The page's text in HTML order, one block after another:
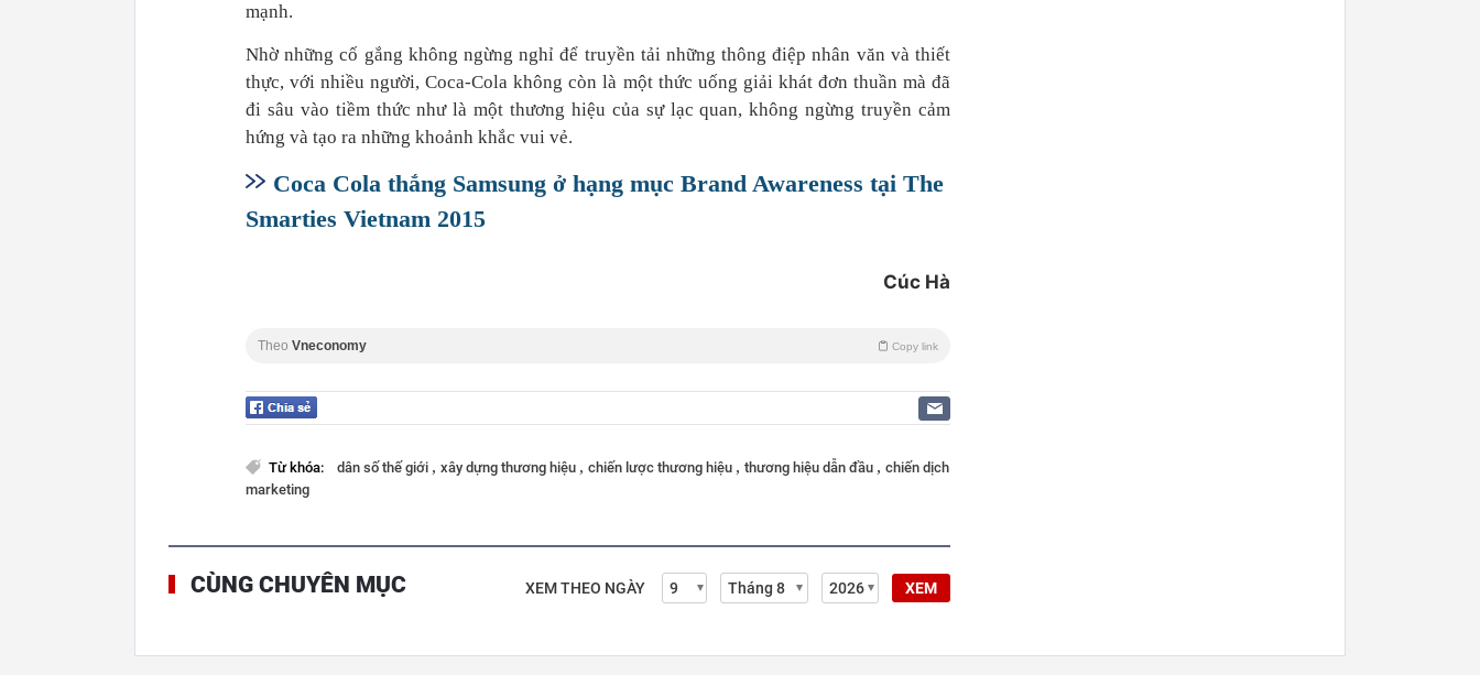
mạnh.
Nhờ những cố gắng không ngừng nghỉ để truyền tải những thông điệp nhân văn và thiết
thực, với nhiều người, Coca-Cola không còn là một thức uống giải khát đơn thuần mà đã
đi sâu vào tiềm thức như là một thương hiệu của sự lạc quan, không ngừng truyền cảm
hứng và tạo ra những khoảnh khắc vui vẻ.
Coca Cola thắng Samsung ở hạng mục Brand Awareness tại The
Smarties Vietnam 2015
Cúc Hà
Theo Vneconomy Copy link
Từ khóa: dân số thế giới , xây dựng thương hiệu , chiến lược thương hiệu , thương hiệu dẫn đầu , chiến dịch
marketing
CÙNG CHUYÊN MỤC XEM THEO NGÀY XEM